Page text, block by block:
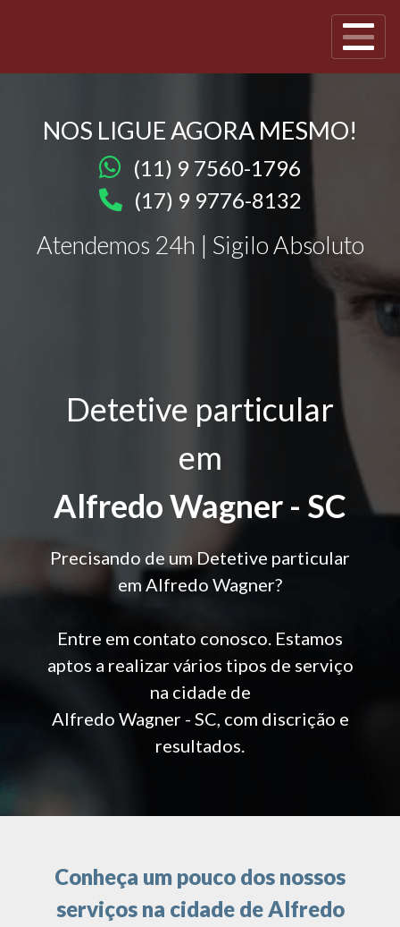
NOS LIGUE AGORA MESMO!
(11) 9 7560-1796
(17) 9 9776-8132
Atendemos 24h | Sigilo Absoluto
Detetive particular
em
Alfredo Wagner - SC
Precisando de um Detetive particular
em Alfredo Wagner?
Entre em contato conosco. Estamos
aptos a realizar vários tipos de serviço
na cidade de
Alfredo Wagner - SC, com discrição e
resultados.
Conheça um pouco dos nossos
serviços na cidade de Alfredo